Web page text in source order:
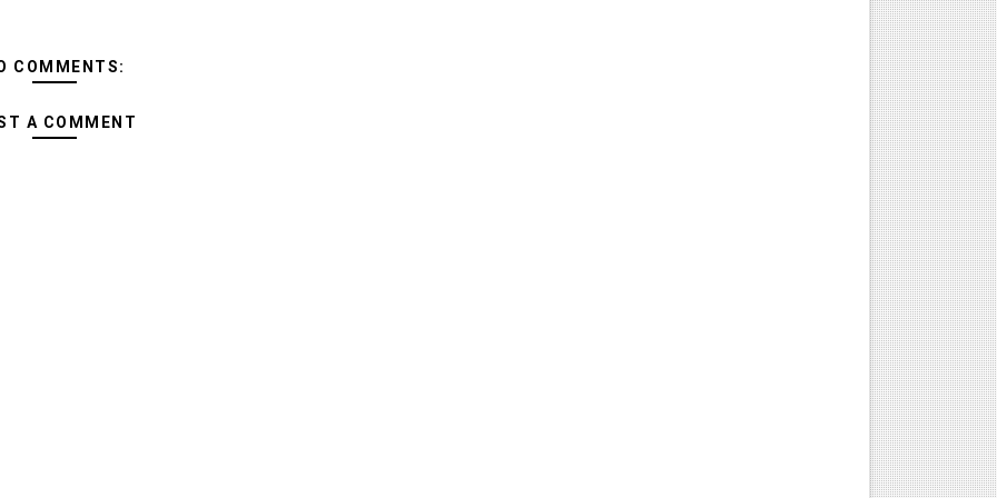
COMMENTS:
A COMMENT